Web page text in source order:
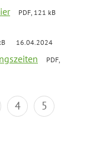
PDF, 121 kB
16.04.2024
PDF,
4
5